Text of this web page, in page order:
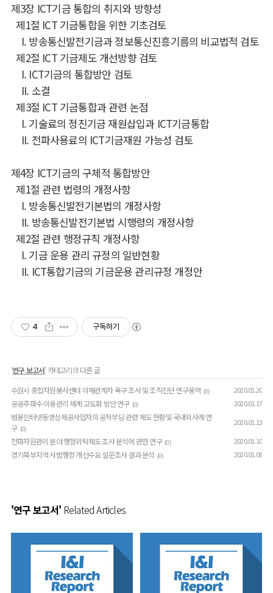
제3장 ICT기금 통합의 취지와 방향성
제1절 ICT 기금통합을 위한 기초검토
I. 방송통신발전기금과 정보통신진흥기름의 비교법적 검토
제2절 ICT 기금제도 개선방향 검토
I. ICT기금의 통합방안 검토
II. 소결
제3절 ICT 기금통합과 관련 논점
I. 기술료의 정진기금 재원삽입과 ICT기금통합
II. 전파사용료의 ICT기금재원 가능성 검토
제4장 ICT기금의 구체적 통합방안
제1절 관련 법령의 개정사항
I. 방송통신발전기본법의 개정사항
II. 방송통신발전기본법 시행령의 개정사항
제2절 관련 행정규칙 개정사항
I. 기금 운용 관리 규정의 일반현황
II. ICT통합기금의 기금운용 관리규정 개정안
4 구독하기
'연구 보고서' 카테고리의 다른 글
수원시 종합자원봉사센터 이해관계자 욕구 조사 및 조직진단 연구용역 (0) 2020.01.20
공공주파수 이용관리 체계 고도화 방안 연구 (0) 2020.01.17
범용인터넷동영상제공사업자의 공적부담 관련 제도 현황및 국내외사례 연
구 (0)
2020.01.13
전파자원관리 분야 행정위탁제도 조사 분석에 관한 연구 (0) 2020.01.10
경기북부지역 사법행정 개선수요 설문조사 결과 분석 (0) 2020.01.08
'연구 보고서' Related Articles